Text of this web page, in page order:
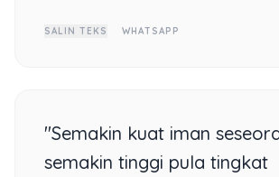
SALIN TEKS WHATSAPP
"Semakin kuat iman
semakin tinggi pula tingkat